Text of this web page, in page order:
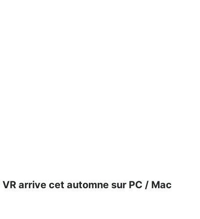
arrive cet automne sur PC / Mac